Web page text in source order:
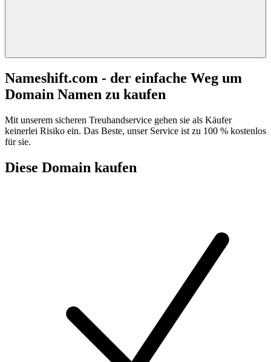
Nameshift.com - der einfache Weg um
Domain Namen zu kaufen
Mit unserem sicheren Treuhandservice gehen sie als Käufer
keinerlei Risiko ein. Das Beste, unser Service ist zu 100 % kostenlos
für sie.
Diese Domain kaufen